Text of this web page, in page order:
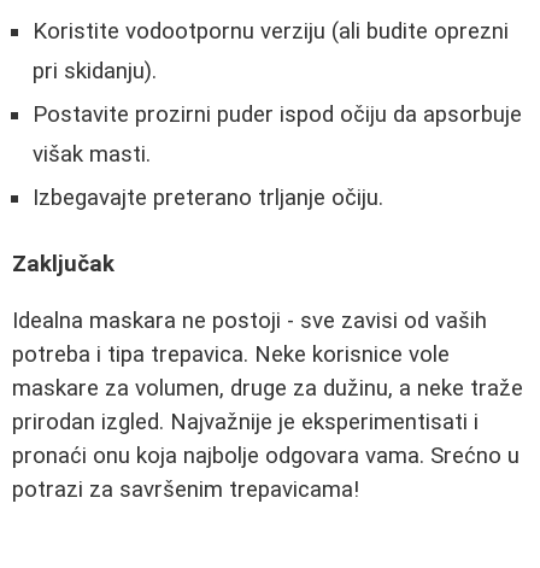
Koristite vodootpornu verziju (ali budite oprezni
pri skidanju).
Postavite prozirni puder ispod očiju da apsorbuje
višak masti.
Izbegavajte preterano trljanje očiju.
Zaključak
Idealna maskara ne postoji - sve zavisi od vaših
potreba i tipa trepavica. Neke korisnice vole
maskare za volumen, druge za dužinu, a neke traže
prirodan izgled. Najvažnije je eksperimentisati i
pronaći onu koja najbolje odgovara vama. Srećno u
potrazi za savršenim trepavicama!